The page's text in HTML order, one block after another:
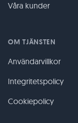
Våra kunder
OM TJÄNSTEN
Användarvillkor
Integritetspolicy
Cookiepolicy